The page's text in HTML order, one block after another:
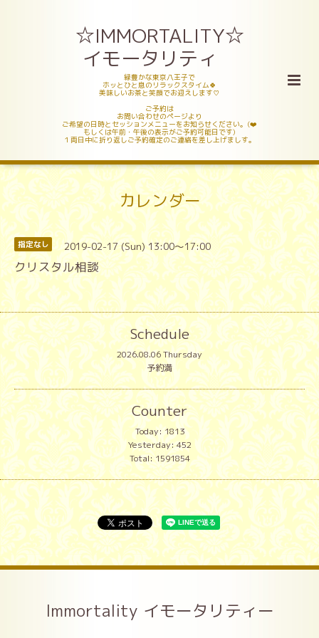
☆IMMORTALITY☆
イモータリティ
緑豊かな東京八王子で
ホッとひと息のリラックスタイム🍀
美味しいお茶と笑顔でお迎えします♡
ご予約は
お問い合わせのページより
ご希望の日時とセッションメニューをお知らせください。(❤️
もしくは午前・午後の表示がご予約可能日です)
１両日中に折り返しご予約確定のご連絡を差し上げましす。
カレンダー
指定なし 2019-02-17 (Sun) 13:00～17:00
クリスタル相談
Schedule
2026.08.06 Thursday
予約満
Counter
Today:1813
Yesterday:452
Total:1591854
Immortality イモータリティー